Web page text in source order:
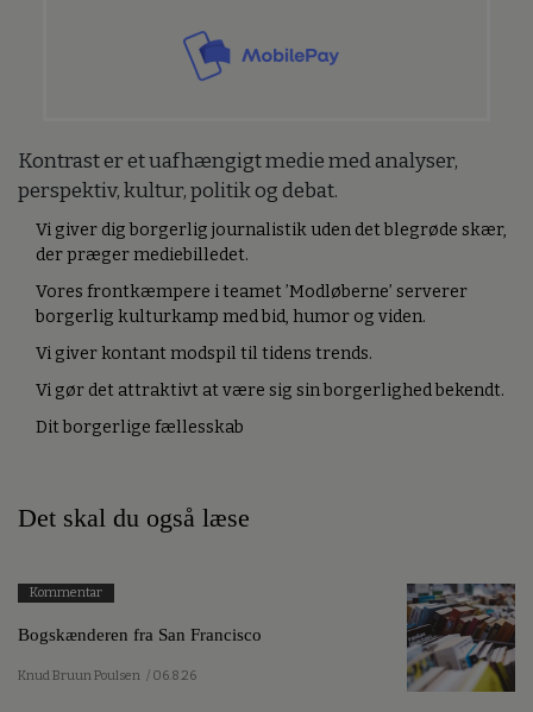
Kontrast er et uafhængigt medie med analyser,
perspektiv, kultur, politik og debat.
Vi giver dig borgerlig journalistik uden det blegrøde skær,
der præger mediebilledet.
Vores frontkæmpere i teamet ’Modløberne’ serverer
borgerlig kulturkamp med bid, humor og viden.
Vi giver kontant modspil til tidens trends.
Vi gør det attraktivt at være sig sin borgerlighed bekendt.
Dit borgerlige fællesskab
Det skal du også læse
Kommentar
Bogskænderen fra San Francisco
Knud Bruun Poulsen / 06.8.26